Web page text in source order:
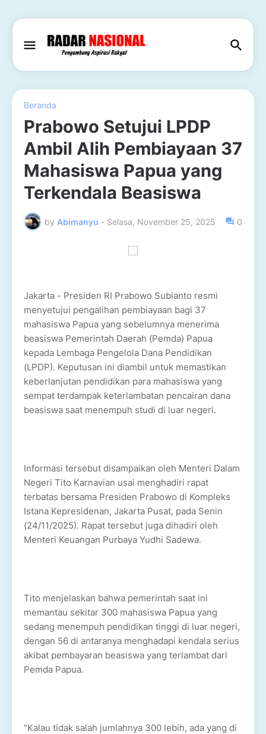
Beranda
Prabowo Setujui LPDP
Ambil Alih Pembiayaan 37
Mahasiswa Papua yang
Terkendala Beasiswa
by Abimanyu - Selasa, November 25, 2025 0
Jakarta - Presiden RI Prabowo Subianto resmi
menyetujui pengalihan pembiayaan bagi 37
mahasiswa Papua yang sebelumnya menerima
beasiswa Pemerintah Daerah (Pemda) Papua
kepada Lembaga Pengelola Dana Pendidikan
(LPDP). Keputusan ini diambil untuk memastikan
keberlanjutan pendidikan para mahasiswa yang
sempat terdampak keterlambatan pencairan dana
beasiswa saat menempuh studi di luar negeri.
Informasi tersebut disampaikan oleh Menteri Dalam
Negeri Tito Karnavian usai menghadiri rapat
terbatas bersama Presiden Prabowo di Kompleks
Istana Kepresidenan, Jakarta Pusat, pada Senin
(24/11/2025). Rapat tersebut juga dihadiri oleh
Menteri Keuangan Purbaya Yudhi Sadewa.
Tito menjelaskan bahwa pemerintah saat ini
memantau sekitar 300 mahasiswa Papua yang
sedang menempuh pendidikan tinggi di luar negeri,
dengan 56 di antaranya menghadapi kendala serius
akibat pembayaran beasiswa yang terlambat dari
Pemda Papua.
“Kalau tidak salah jumlahnya 300 lebih, ada yang di